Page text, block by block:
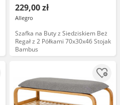
229,00 zł
Allegro
Szafka na Buty z Siedziskiem Beż
Regał z 2 Półkami 70x30x46 Stojak
Bambus